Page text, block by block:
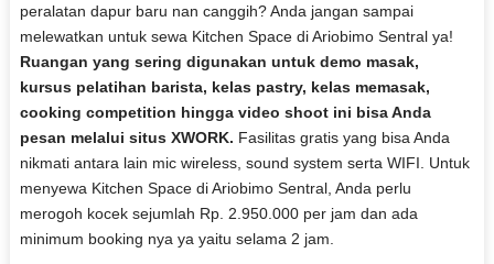
peralatan dapur baru nan canggih? Anda jangan sampai
melewatkan untuk sewa Kitchen Space di Ariobimo Sentral ya!
Ruangan yang sering digunakan untuk demo masak,
kursus pelatihan barista, kelas pastry, kelas memasak,
cooking competition hingga video shoot ini bisa Anda
pesan melalui situs XWORK. Fasilitas gratis yang bisa Anda
nikmati antara lain mic wireless, sound system serta WIFI. Untuk
menyewa Kitchen Space di Ariobimo Sentral, Anda perlu
merogoh kocek sejumlah Rp. 2.950.000 per jam dan ada
minimum booking nya ya yaitu selama 2 jam.